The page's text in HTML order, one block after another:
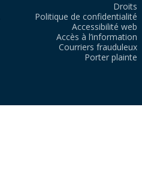
Droits
Politique de confidentialité
Accessibilité web
Accès à l’information
Courriers frauduleux
Porter plainte